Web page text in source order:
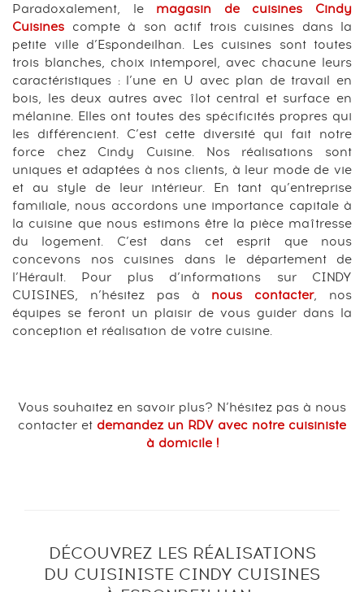
Paradoxalement, le magasin de cuisines Cindy
Cuisines compte à son actif trois cuisines dans la
petite ville d’Espondeilhan. Les cuisines sont toutes
trois blanches, choix intemporel, avec chacune leurs
caractéristiques : l’une en U avec plan de travail en
bois, les deux autres avec îlot central et surface en
mélanine. Elles ont toutes des spécificités propres qui
les différencient. C’est cette diversité qui fait notre
force chez Cindy Cuisine. Nos réalisations sont
uniques et adaptées à nos clients, à leur mode de vie
et au style de leur intérieur. En tant qu’entreprise
familiale, nous accordons une importance capitale à
la cuisine que nous estimons être la pièce maîtresse
du logement. C’est dans cet esprit que nous
concevons nos cuisines dans le département de
l’Hérault. Pour plus d’informations sur CINDY
CUISINES, n’hésitez pas à nous contacter, nos
équipes se feront un plaisir de vous guider dans la
conception et réalisation de votre cuisine.
Vous souhaitez en savoir plus? N’hésitez pas à nous
contacter et demandez un RDV avec notre cuisiniste
à domicile !
DÉCOUVREZ LES RÉALISATIONS
DU CUISINISTE CINDY CUISINES